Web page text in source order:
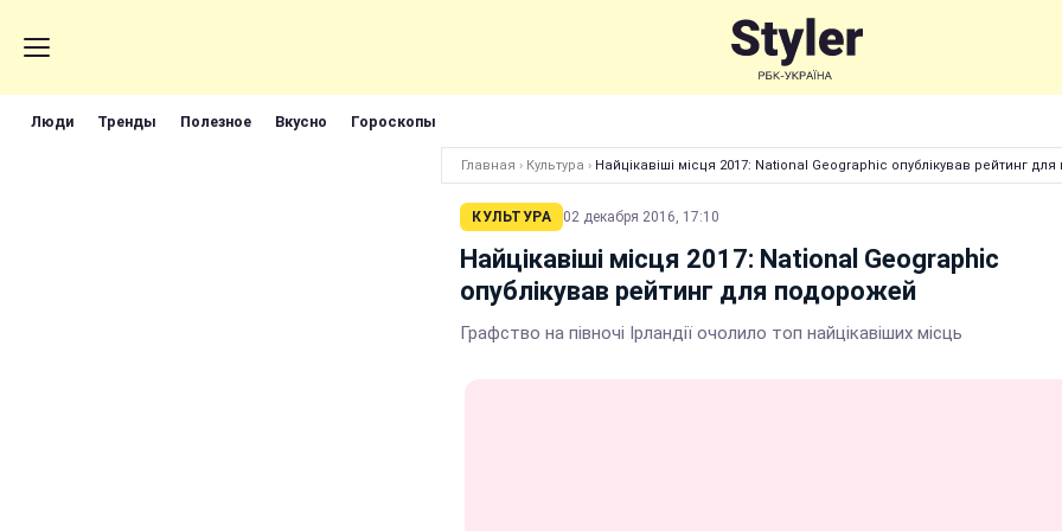
Люди Тренды Полезное Вкусно Гороскопы
Главная › Культура › Найцікавіші місця 2017: National Geographic опублікував рейтинг
КУЛЬТУРА 02 декабря 2016, 17:10
Найцікавіші місця 2017: National Geographic
опублікував рейтинг для подорожей
Графство на півночі Ірландії очолило топ найцікавіших місць